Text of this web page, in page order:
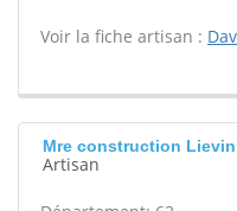
Voir la fiche artisan :
Mre construction Lievin
Artisan